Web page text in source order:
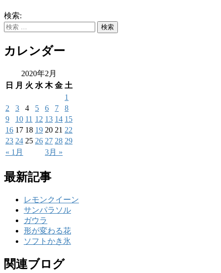
検索:
カレンダー
2020年2月
日
月 火 水 木 金 土
« 1月 3月 »
1
2
3 4 5 6 7
8
9
10 11 12 13 14 15
16 17 18 19 20 21 22
23 24 25 26 27 28 29
最新記事
レモンクイーン
サンパラソル
ガウラ
形が変わる花
ソフトかき氷
関連ブログ